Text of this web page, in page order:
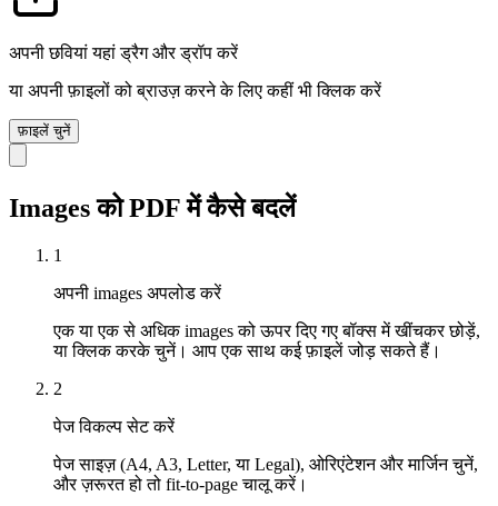
अपनी छवियां यहां ड्रैग और ड्रॉप करें
या अपनी फ़ाइलों को ब्राउज़ करने के लिए कहीं भी क्लिक करें
फ़ाइलें चुनें
Images को PDF में कैसे बदलें
1
अपनी images अपलोड करें
एक या एक से अधिक images को ऊपर दिए गए बॉक्स में खींचकर छोड़ें,
या क्लिक करके चुनें। आप एक साथ कई फ़ाइलें जोड़ सकते हैं।
2
पेज विकल्प सेट करें
पेज साइज़ (A4, A3, Letter, या Legal), ओरिएंटेशन और मार्जिन चुनें,
और ज़रूरत हो तो fit-to-page चालू करें।